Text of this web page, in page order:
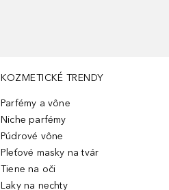
KOZMETICKÉ TRENDY
Parfémy a vône
Niche parfémy
Púdrové vône
Pleťové masky na tvár
Tiene na oči
Laky na nechty